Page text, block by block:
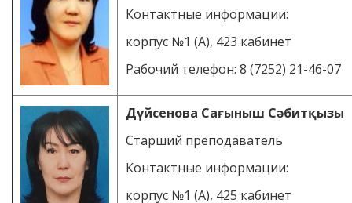
Контактные информации:
корпус №1 (А), 423 кабинет
Рабочий телефон: 8 (7252) 21-46-07
Дүйсенова Сағыныш Сәбитқызы
Старший преподаватель
Контактные информации:
корпус №1 (А), 425 кабинет